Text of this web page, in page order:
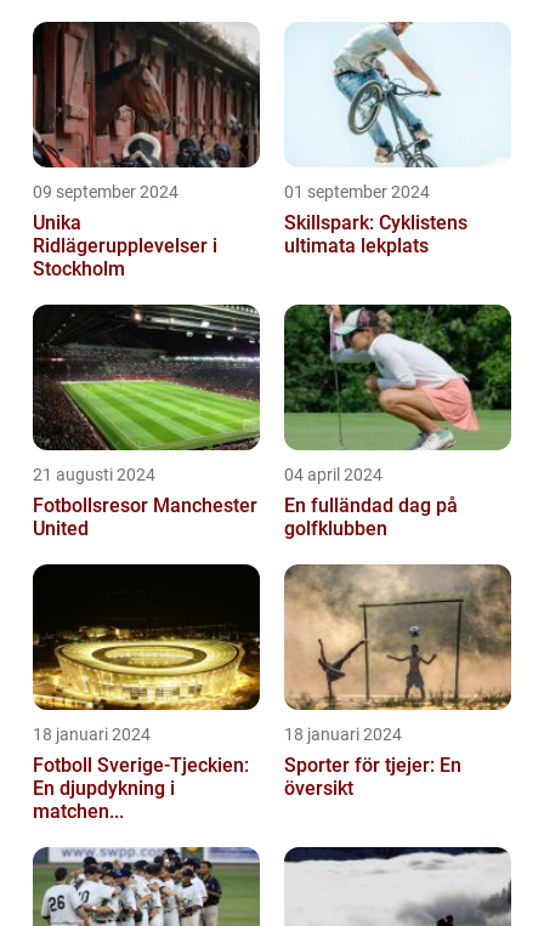
09 september 2024
Unika
Ridlägerupplevelser i
Stockholm
01 september 2024
Skillspark: Cyklistens
ultimata lekplats
21 augusti 2024
Fotbollsresor Manchester
United
04 april 2024
En fulländad dag på
golfklubben
18 januari 2024
Fotboll Sverige-Tjeckien:
En djupdykning i
matchen...
18 januari 2024
Sporter för tjejer: En
översikt